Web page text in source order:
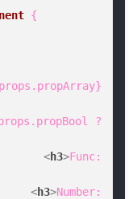
{
?
<h3>Func:
<h3>Number: